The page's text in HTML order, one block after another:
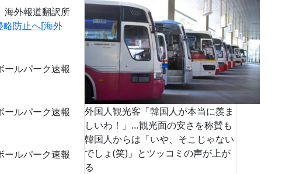
海外報道翻訳所
略防止へ[海外
ールパーク速報
ールパーク速報
ールパーク速報
外国人観光客「韓国人が本当に羨ま
しいわ！」…観光面の安さを称賛も
韓国人からは「いや、そこじゃない
でしょ(笑)」とツッコミの声が上が
る